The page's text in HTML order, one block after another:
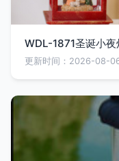
WDL-1871圣诞小
更新时间：2026-08-